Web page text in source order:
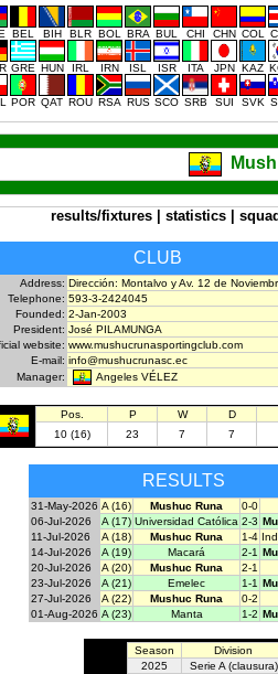
BEL BIH BLR BOL BRA BUL CHI CHN COL
GRE HUN IRL IRN ISL ISR ITA JPN KAZ
POR QAT ROU RSA RUS SCO SRB SUI SVK
results/fixtures| statistics|
CLUB
Address: Dirección: Montalvo y Av. 12 de
Telephone: 593-3-2424045
Founded: 2-Jan-2003
President: José PILAMUNGA
website: www.mushucrunasportingclub.com
E-mail: info@mushucrunasc.ec
Manager:
Angeles VÉLEZ
Pos. P W
D
10 (16)
23 7 7
RESULTS
31-May-2026 A (16) Mushuc Runa
0-0
06-Jul-2026
A (17) Universidad Católica 2-3
11-Jul-2026
A (18) Mushuc Runa 1-4
14-Jul-2026
A (19) Macará 2-1
20-Jul-2026
A (20) Mushuc Runa
2-1
23-Jul-2026
A (21) Emelec 1-1
27-Jul-2026
A (22) Mushuc Runa
0-2
01-Aug-2026 A (23) Manta 1-2
Season
Division
2025
Serie A(clausura)